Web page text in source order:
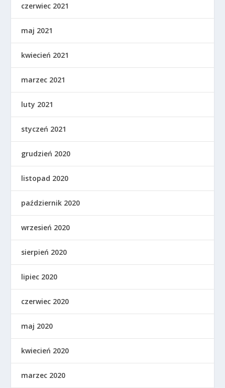
czerwiec 2021
maj 2021
kwiecień 2021
marzec 2021
luty 2021
styczeń 2021
grudzień 2020
listopad 2020
październik 2020
wrzesień 2020
sierpień 2020
lipiec 2020
czerwiec 2020
maj 2020
kwiecień 2020
marzec 2020